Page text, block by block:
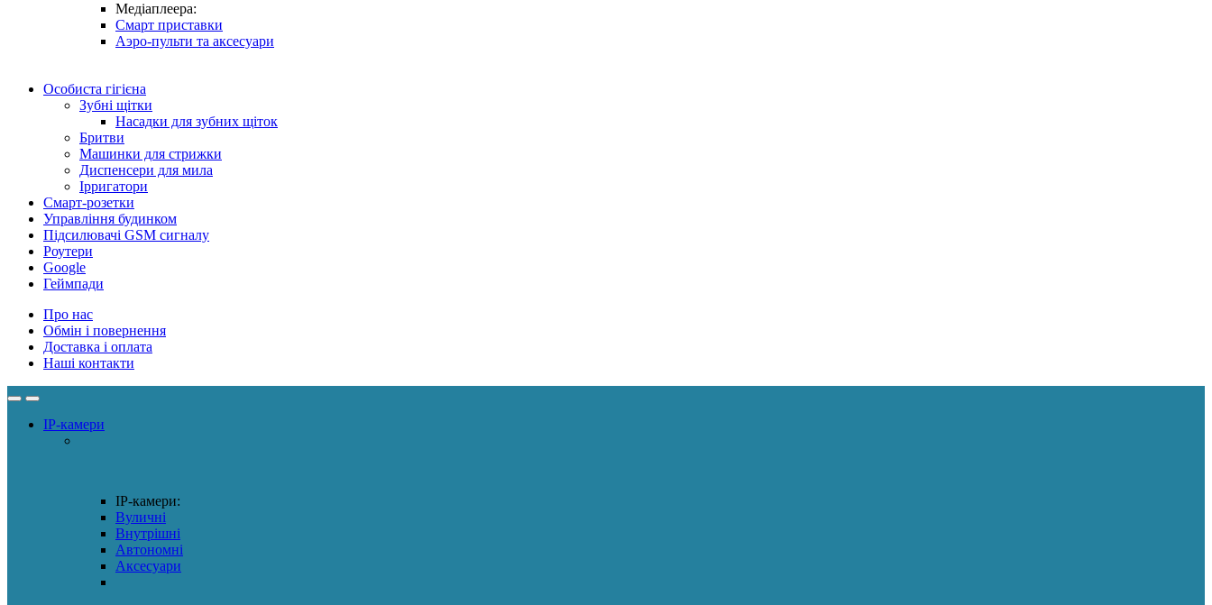
Медіаплеера:
Смарт приставки
Аэро-пульти та аксесуари
Особиста гігієна
Зубні щітки
Насадки для зубних щіток
Бритви
Машинки для стрижки
Диспенсери для мила
Ірригатори
Смарт-розетки
Управління будинком
Підсилювачі GSM сигналу
Роутери
Google
Геймпади
Про нас
Обмін і повернення
Доставка і оплата
Наші контакти
IP-камери
IP-камери:
Вуличні
Внутрішні
Автономні
Аксесуари